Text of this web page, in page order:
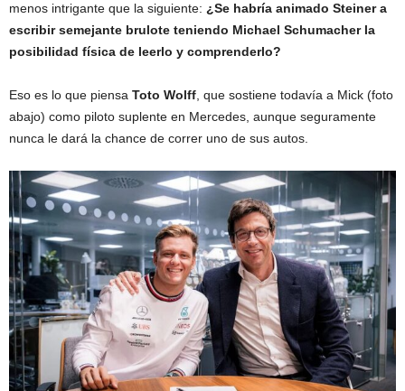
menos intrigante que la siguiente: ¿Se habría animado Steiner a
escribir semejante brulote teniendo Michael Schumacher la
posibilidad física de leerlo y comprenderlo?
Eso es lo que piensa Toto Wolff , que sostiene todavía a Mick (foto
abajo) como piloto suplente en Mercedes, aunque seguramente
nunca le dará la chance de correr uno de sus autos.